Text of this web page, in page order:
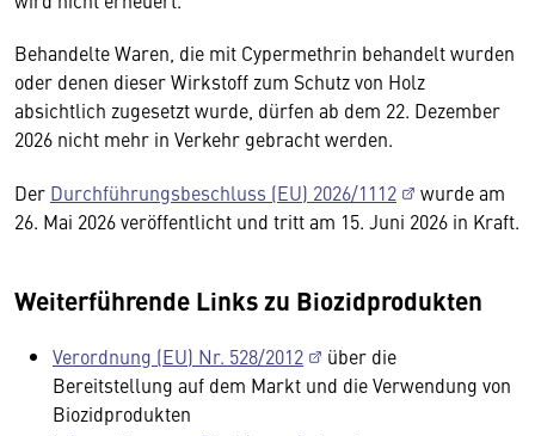
Behandelte Waren, die mit Cypermethrin behandelt wurden
oder denen dieser Wirkstoff zum Schutz von Holz
absichtlich zugesetzt wurde, dürfen ab dem 22. Dezember
2026 nicht mehr in Verkehr gebracht werden.
Der Durchführungsbeschluss (EU) 2026/1112
wurde am
26. Mai 2026 veröffentlicht und tritt am 15. Juni 2026 in Kraft.
Weiterführende Links zu Biozidprodukten
Verordnung (EU) Nr. 528/2012
über die
Bereitstellung auf dem Markt und die Verwendung von
Biozidprodukten